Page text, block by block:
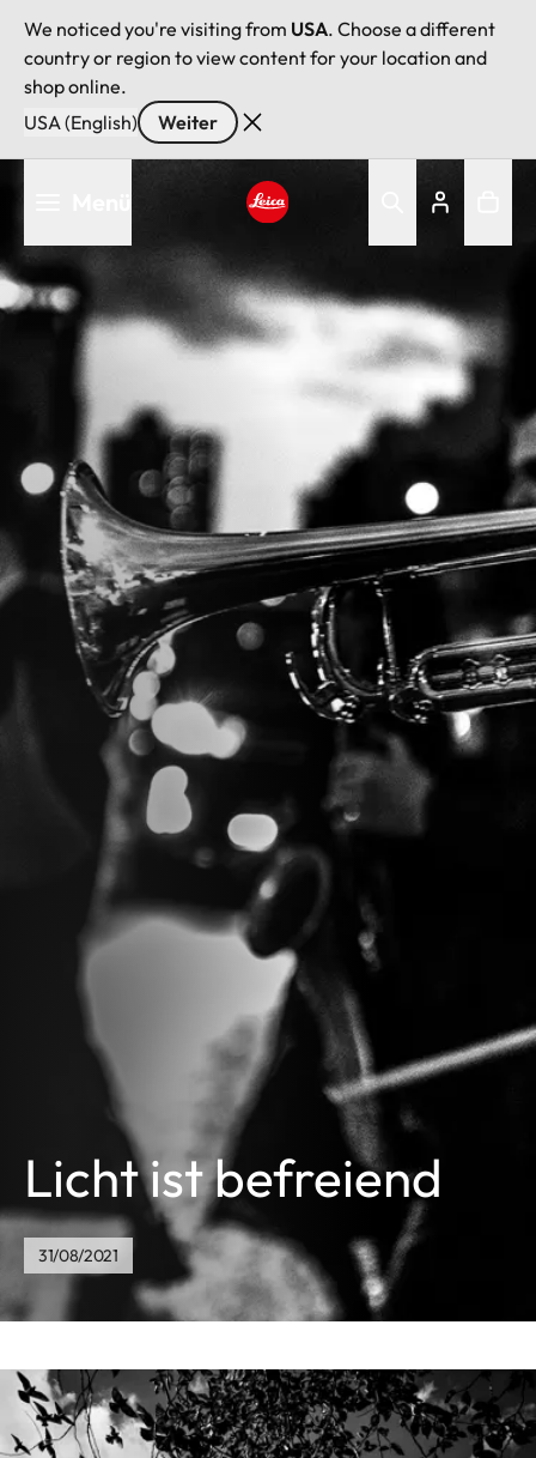
We noticed you're visiting from USA. Choose a different
country or region to view content for your location and
shop online.
USA (English)
Weiter
Licht ist befreiend
31/08/2021